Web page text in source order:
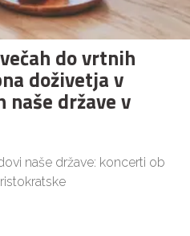
do vrtnih
doživetja v
države v
naše države: koncerti ob